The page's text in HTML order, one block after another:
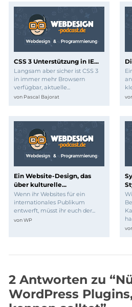
CSS 3 Unterstützung in IE...
Langsam aber sicher ist CSS 3
in immer mehr Browsern
verfügbar, aktuelle...
von Pascal Bajorat
Ein Website-Design, das
über kulturelle...
Wenn ihr Websites für ein
internationales Publikum
entwerft, müsst ihr euch der...
vonWP
2 Antworten zu
WordPress